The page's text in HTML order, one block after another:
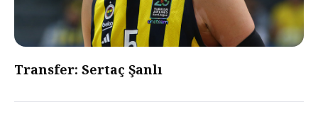
Transfer: Sertaç Şanlı